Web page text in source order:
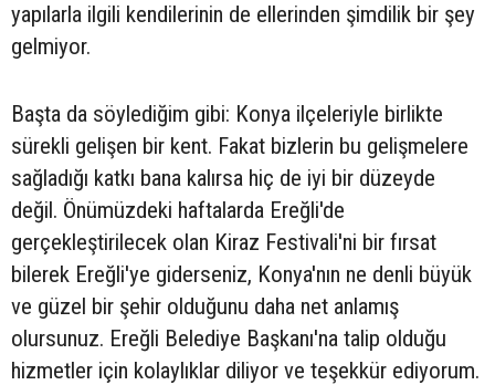
yapılarla ilgili kendilerinin de ellerinden şimdilik bir şey
gelmiyor.
Başta da söylediğim gibi: Konya ilçeleriyle birlikte
sürekli gelişen bir kent. Fakat bizlerin bu gelişmelere
sağladığı katkı bana kalırsa hiç de iyi bir düzeyde
değil. Önümüzdeki haftalarda Ereğli'de
gerçekleştirilecek olan Kiraz Festivali'ni bir fırsat
bilerek Ereğli'ye giderseniz, Konya'nın ne denli büyük
ve güzel bir şehir olduğunu daha net anlamış
olursunuz. Ereğli Belediye Başkanı'na talip olduğu
hizmetler için kolaylıklar diliyor ve teşekkür ediyorum.